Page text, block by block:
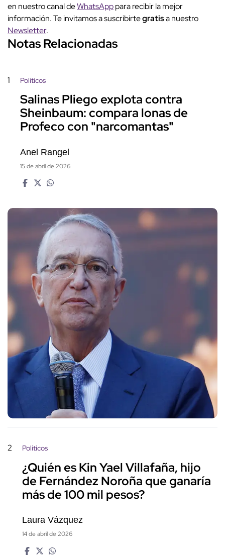
en nuestro canal deWhatsApppara recibir la mejor
información. Te invitamos a suscribirtegratisa nuestro
Newsletter.
Notas Relacionadas
1 Políticos
Salinas Pliego explota contra
Sheinbaum: compara lonas de
Profeco con "narcomantas"
Anel Rangel
15 de abril de 2026
2 Políticos
¿Quién es Kin Yael Villafaña, hijo
de Fernández Noroña que ganaría
más de 100 mil pesos?
Laura Vázquez
14 de abril de 2026